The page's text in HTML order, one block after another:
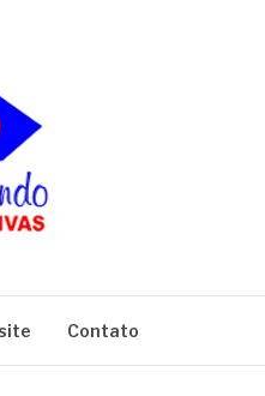
Contato